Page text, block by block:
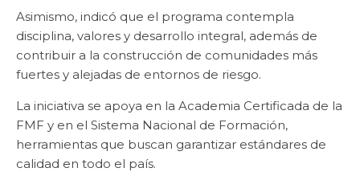
Asimismo, indicó que el programa contempla
disciplina, valores y desarrollo integral, además de
contribuir a la construcción de comunidades más
fuertes y alejadas de entornos de riesgo.
La iniciativa se apoya en la Academia Certificada de la
FMF y en el Sistema Nacional de Formación,
herramientas que buscan garantizar estándares de
calidad en todo el país.